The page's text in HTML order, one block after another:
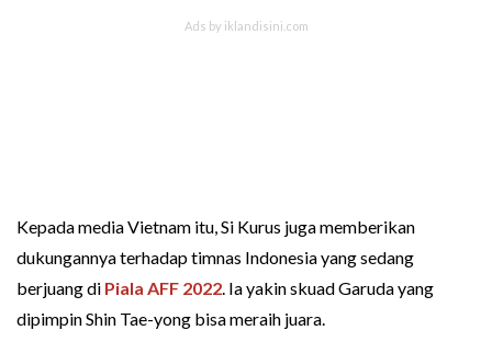
Kepada media Vietnam itu, Si Kurus juga memberikan
dukungannya terhadap timnas Indonesia yang sedang
berjuang di Piala AFF 2022 . Ia yakin skuad Garuda yang
dipimpin Shin Tae-yong bisa meraih juara.